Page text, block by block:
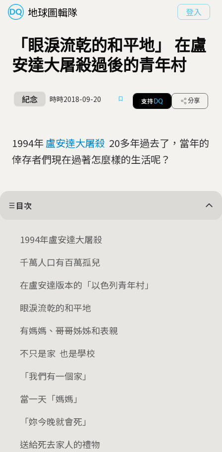
地球圖輯隊 登入
「眼淚流乾的和平地」 在盧
安達大屠殺過後的青年村
紀念 時時2018-09-20 支持 DQ 分享
1994年盧安達大屠殺 20多年過去了，當年的
倖存者們現在過著怎麼樣的生活呢？
目次
1994年盧安達大屠殺
千萬人口有百萬孤兒
在盧安達版本的「以色列青年村」
眼淚流乾的和平地
有媽媽、哥哥姊姊和表親
不只是家 也是學校
「我們有一個家」
當一天「媽媽」
「妳今晚就會死」
送給死去家人的禮物